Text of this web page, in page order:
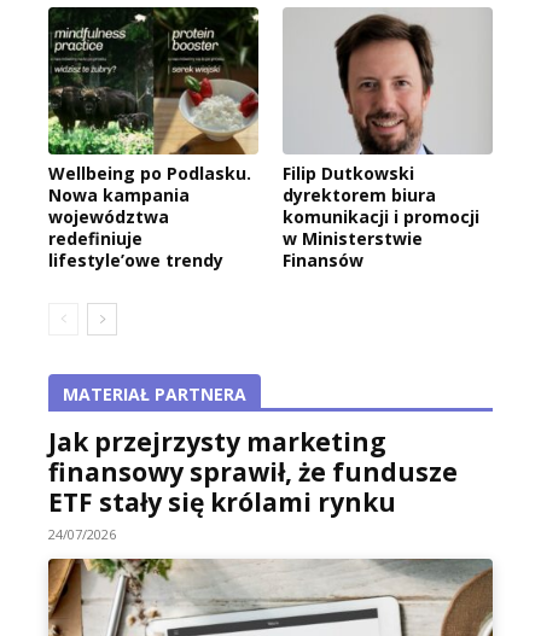
Wellbeing po Podlasku.
Nowa kampania
województwa
redefiniuje
lifestyle’owe trendy
Filip Dutkowski
dyrektorem biura
komunikacji i promocji
w Ministerstwie
Finansów
MATERIAŁ PARTNERA
Jak przejrzysty marketing
finansowy sprawił, że fundusze
ETF stały się królami rynku
24/07/2026